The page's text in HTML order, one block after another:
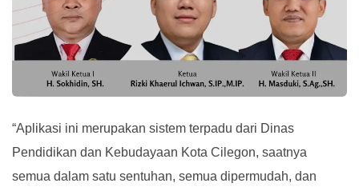
“Aplikasi ini merupakan sistem terpadu dari Dinas
Pendidikan dan Kebudayaan Kota Cilegon, saatnya
semua dalam satu sentuhan, semua dipermudah, dan